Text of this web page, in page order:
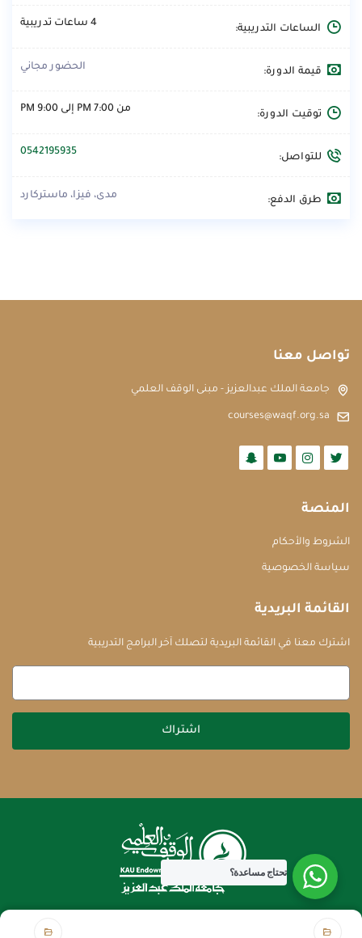
الساعات التدريبية: 4 ساعات تدريبية
قيمة الدورة: الحضور مجاني
توقيت الدورة: من 7:00 PM إلى 9:00 PM
للتواصل: 0542195935
طرق الدفع: مدى، فيزا، ماستركارد
تحتاج مساعدة؟
تواصل معنا
جامعة الملك عبدالعزيز - مبنى الوقف العلمي
courses@waqf.org.sa
المنصة
الشروط والأحكام
سياسة الخصوصية
القائمة البريدية
اشترك معنا في القائمة البريدية لتصلك آخر البرامج التدريبية
اشتراك